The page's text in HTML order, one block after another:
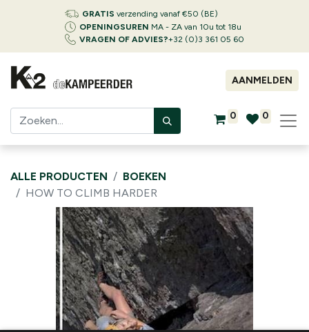
GRATIS verzending vanaf €50 (BE)
OPENINGSUREN MA - ZA van 10u tot 18u
VRAGEN OF ADVIES?+32 (0)3 361 05 60
AANMELDEN
0 0
ALLE PRODUCTEN
BOEKEN
HOW TO CLIMB HARDER